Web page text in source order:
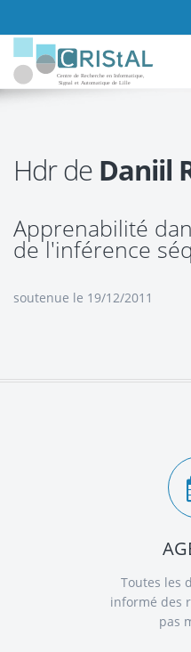
Hdr de Daniil
Apprenabilité
de l'inférence
soutenue le 19/12/2011
Toutes les
informé des
pas